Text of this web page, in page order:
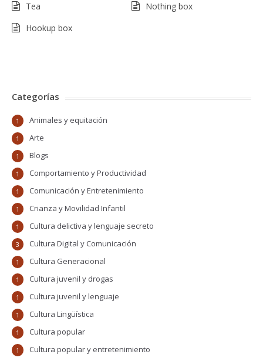
Tea
Nothing box
Hookup box
Categorías
Animales y equitación
1
Arte
1
Blogs
1
Comportamiento y Productividad
1
Comunicación y Entretenimiento
1
Crianza y Movilidad Infantil
1
Cultura delictiva y lenguaje secreto
1
Cultura Digital y Comunicación
3
Cultura Generacional
1
Cultura juvenil y drogas
1
Cultura juvenil y lenguaje
1
Cultura Lingüística
1
Cultura popular
1
Cultura popular y entretenimiento
1